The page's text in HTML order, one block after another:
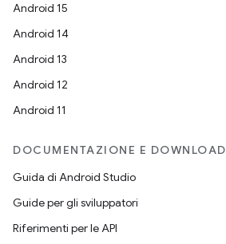
Android 15
Android 14
Android 13
Android 12
Android 11
DOCUMENTAZIONE E DOWNLOAD
Guida di Android Studio
Guide per gli sviluppatori
Riferimenti per le API